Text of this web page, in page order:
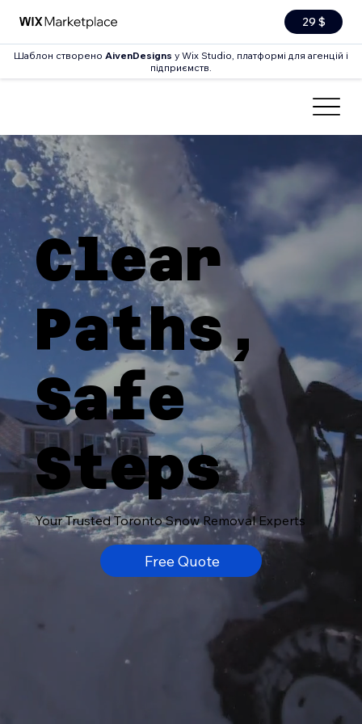
29 $
Шаблон створено AivenDesigns у Wix Studio, платформі для агенцій і
підприємств.